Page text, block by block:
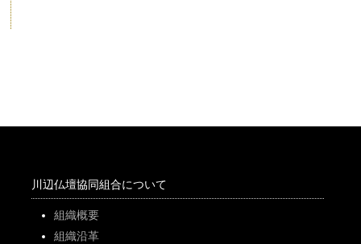
川辺仏壇協同組合について
組織概要
組織沿革